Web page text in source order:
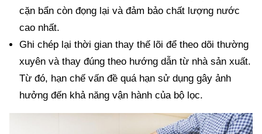
cặn bẩn còn đọng lại và đảm bảo chất lượng nước
cao nhất.
Ghi chép lại thời gian thay thế lõi để theo dõi thường
xuyên và thay đúng theo hướng dẫn từ nhà sản xuất.
Từ đó, hạn chế vấn đề quá hạn sử dụng gây ảnh
hưởng đến khả năng vận hành của bộ lọc.